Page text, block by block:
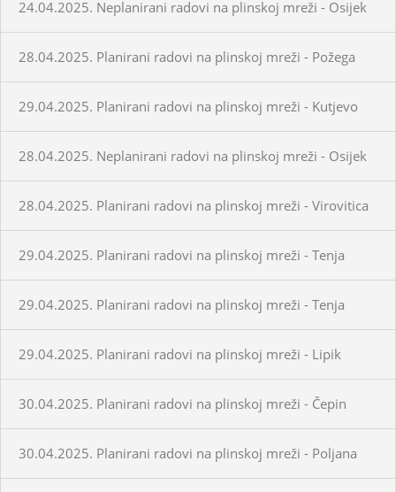
24.04.2025. Neplanirani radovi na plinskoj mreži - Osijek
28.04.2025. Planirani radovi na plinskoj mreži - Požega
29.04.2025. Planirani radovi na plinskoj mreži - Kutjevo
28.04.2025. Neplanirani radovi na plinskoj mreži - Osijek
28.04.2025. Planirani radovi na plinskoj mreži - Virovitica
29.04.2025. Planirani radovi na plinskoj mreži - Tenja
29.04.2025. Planirani radovi na plinskoj mreži - Tenja
29.04.2025. Planirani radovi na plinskoj mreži - Lipik
30.04.2025. Planirani radovi na plinskoj mreži - Čepin
30.04.2025. Planirani radovi na plinskoj mreži - Poljana